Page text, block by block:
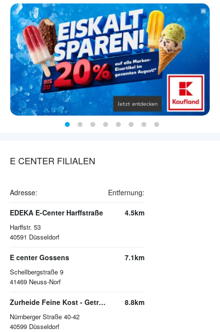
E CENTER FILIALEN
Adresse: Entfernung:
EDEKA E-Center Harffstraße
Harffstr. 53
40591 Düsseldorf
4.5km
E center Gossens
Schellbergstraße 9
41469 Neuss-Norf
7.1km
Zurheide Feine Kost - Getränkemarkt
Nürnberger Straße 40-42
40599 Düsseldorf
8.8km